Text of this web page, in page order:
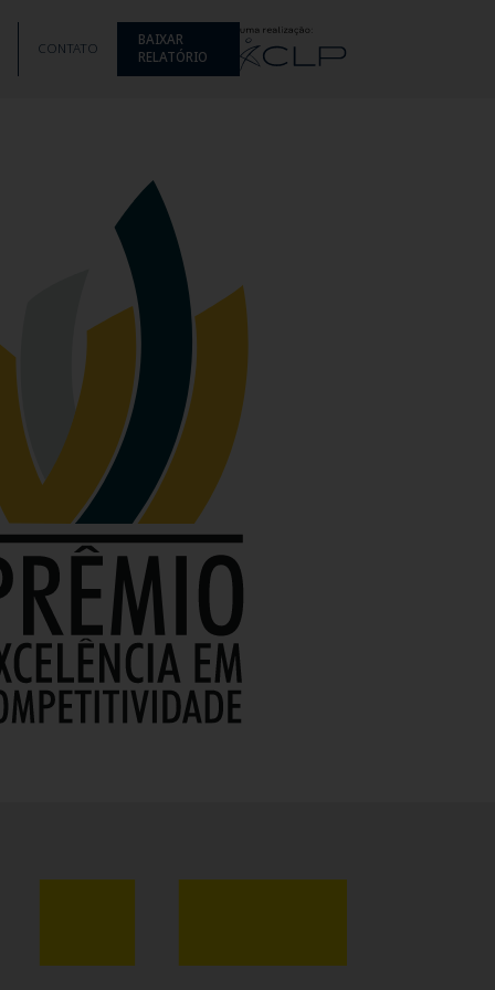
CONTATO
BAIXAR
RELATÓRIO